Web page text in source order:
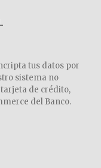
tus datos por
sistema no
de crédito,
del Banco.